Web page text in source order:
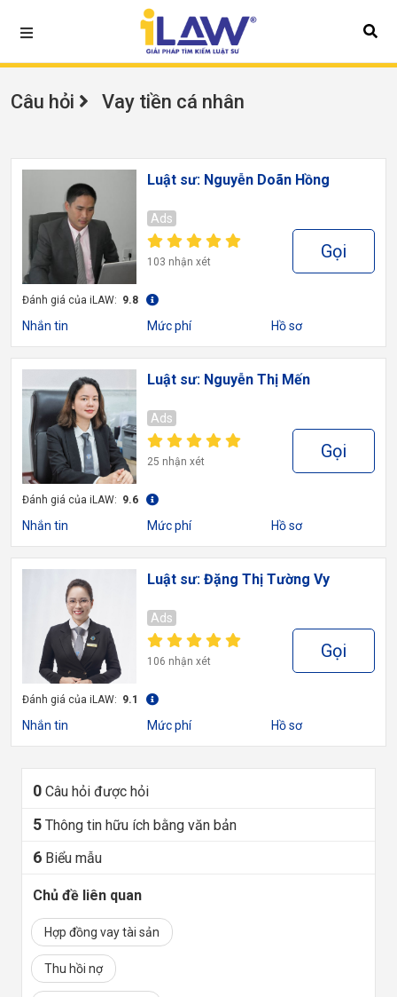
Câu hỏi Vay tiền cá nhân
Luật sư: Nguyễn Doãn Hồng
Ads
103 nhận xét Gọi
Đánh giá của iLAW: 9.8
Nhắn tin Mức phí Hồ sơ
Luật sư: Nguyễn Thị Mến
Ads
25 nhận xét Gọi
Đánh giá của iLAW: 9.6
Nhắn tin Mức phí Hồ sơ
Luật sư: Đặng Thị Tường Vy
Ads
106 nhận xét Gọi
Đánh giá của iLAW: 9.1
Nhắn tin Mức phí Hồ sơ
0 Câu hỏi được hỏi
5 Thông tin hữu ích bằng văn bản
6 Biểu mẫu
Chủ đề liên quan
Hợp đồng vay tài sản
Thu hồi nợ